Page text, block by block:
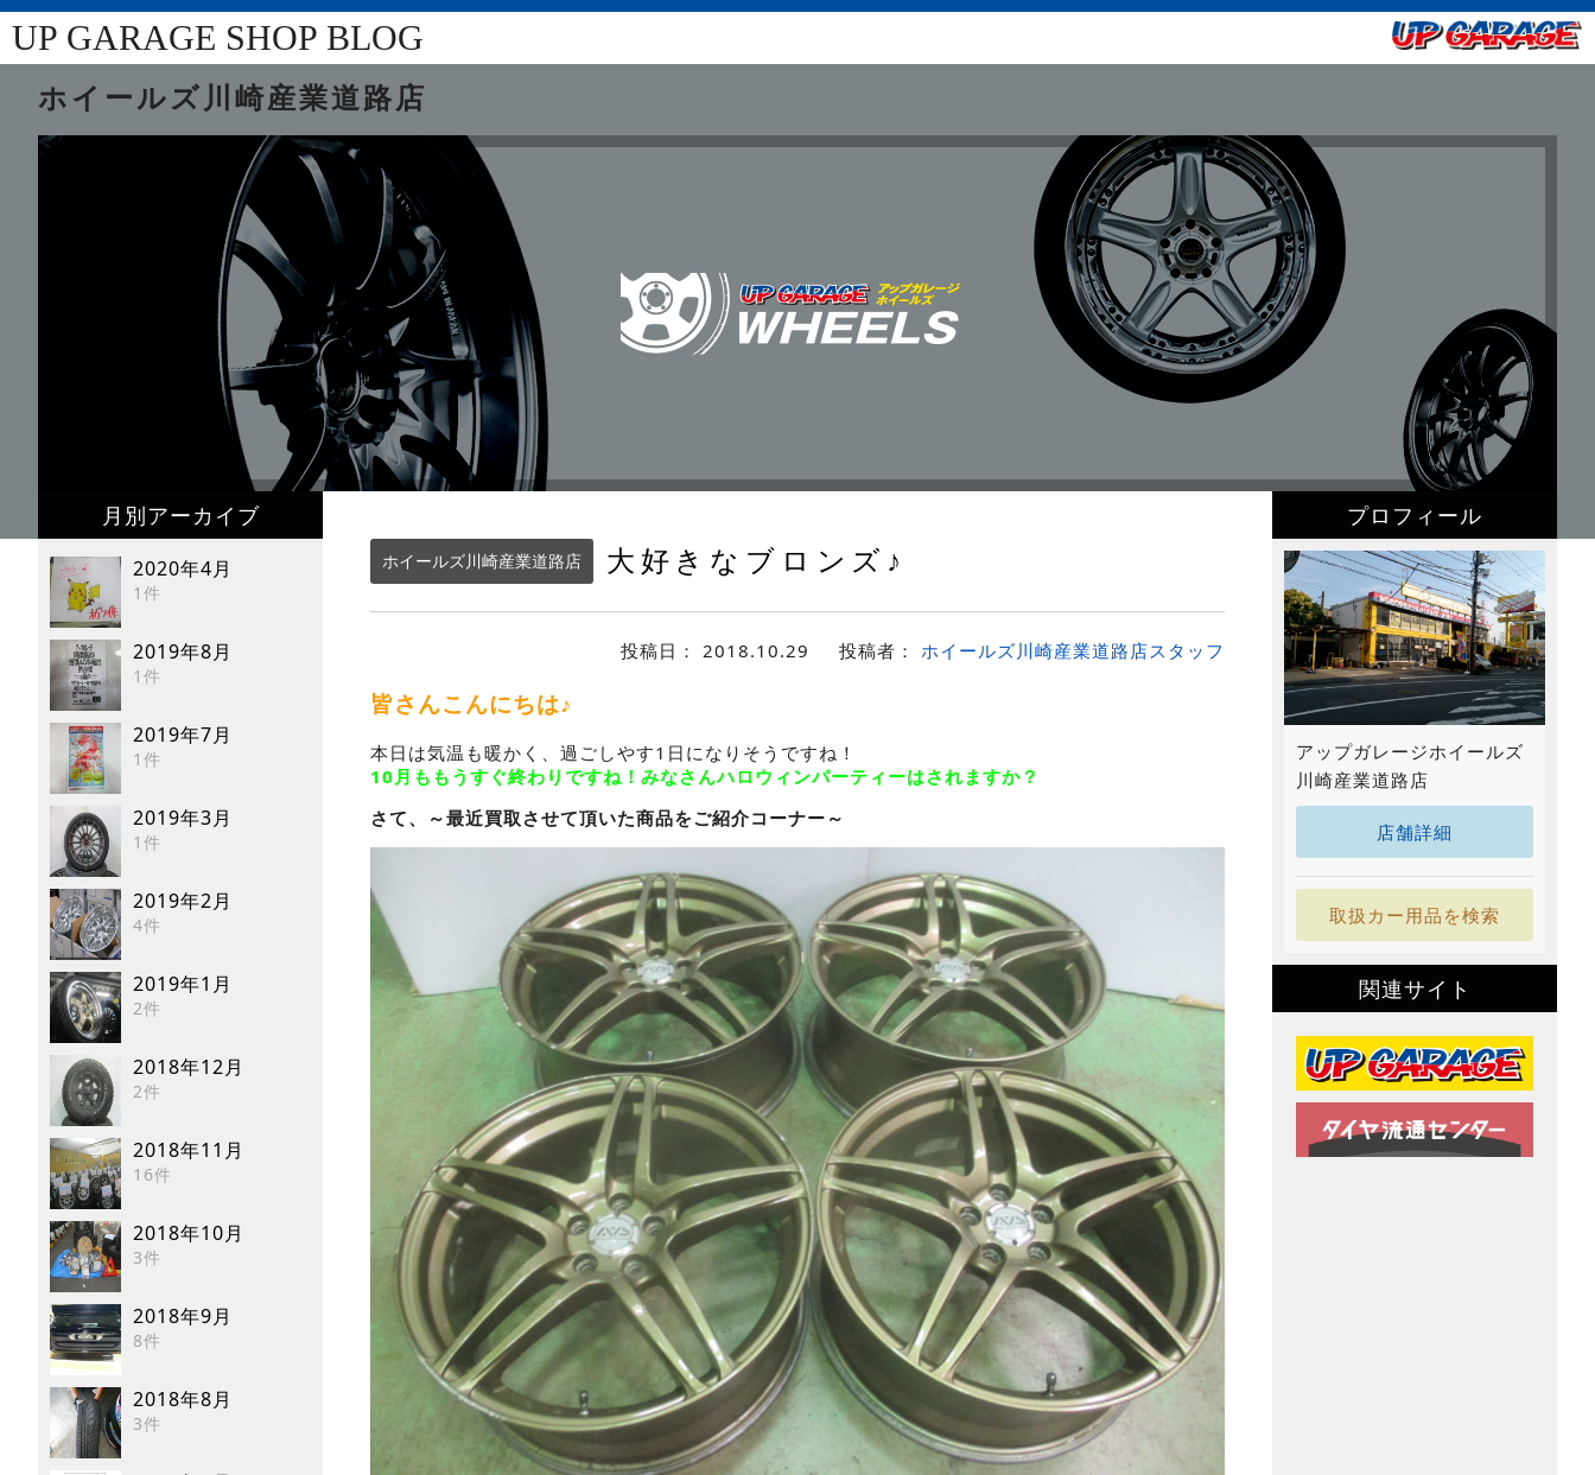
UP GARAGE SHOP BLOG
ホイールズ川崎産業道路店
月別アーカイブ
2020年4月
1件
2019年8月
1件
2019年7月
1件
2019年3月
1件
2019年2月
4件
2019年1月
2件
2018年12月
2件
2018年11月
16件
2018年10月
3件
2018年9月
8件
2018年8月
3件
ホイールズ川崎産業道路店 大好きなブロンズ♪
投稿日： 2018.10.29 投稿者： ホイールズ川崎産業道路店スタッフ
皆さんこんにちは♪
本日は気温も暖かく、過ごしやす1日になりそうですね！
10月ももうすぐ終わりですね！みなさんハロウィンパーティーはされますか？
さて、～最近買取させて頂いた商品をご紹介コーナー～
プロフィール
アップガレージホイールズ
川崎産業道路店
店舗詳細
取扱カー用品を検索
関連サイト